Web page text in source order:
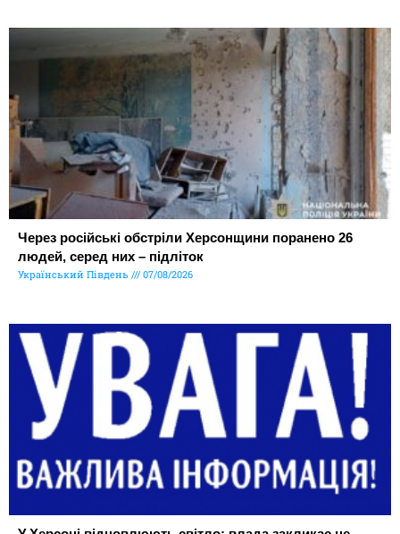
Через російські обстріли Херсонщини поранено 26
людей, серед них – підліток
Український Південь 07/08/2026